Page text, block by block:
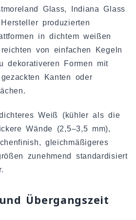
Glass, Indiana Glass
produzierten
in dichtem weißen
von einfachen Kegeln
dekorativeren Formen mit
Kanten oder
Weiß (kühler als die
Wände (2,5–3,5 mm),
gleichmäßigeres
zunehmend standardisiert
Übergangszeit